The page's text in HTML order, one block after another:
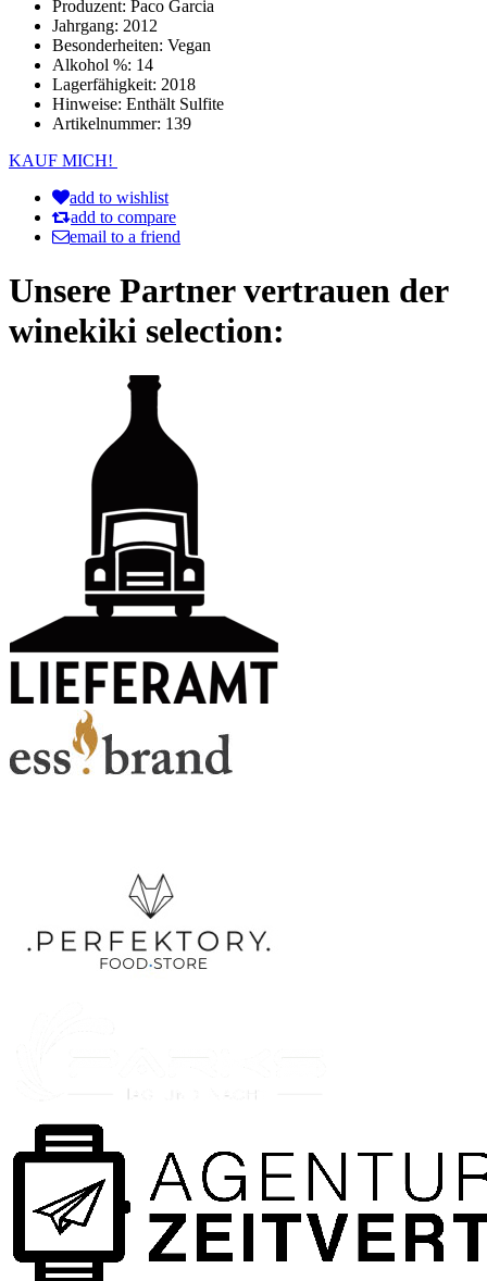
Produzent: Paco Garcia
Jahrgang: 2012
Besonderheiten: Vegan
Alkohol %: 14
Lagerfähigkeit: 2018
Hinweise: Enthält Sulfite
Artikelnummer: 139
KAUF MICH!
add to wishlist
add to compare
email to a friend
Unsere Partner vertrauen der
winekiki selection: